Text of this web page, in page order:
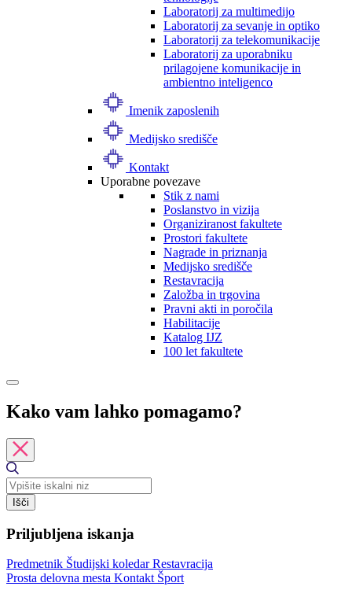
Laboratorij za multimedijo
Laboratorij za sevanje in optiko
Laboratorij za telekomunikacije
Laboratorij za uporabniku
prilagojene komunikacije in
ambientno inteligenco
Imenik zaposlenih
Medijsko središče
Kontakt
Uporabne povezave
Stik z nami
Poslanstvo in vizija
Organiziranost fakultete
Prostori fakultete
Nagrade in priznanja
Medijsko središče
Restavracija
Založba in trgovina
Pravni akti in poročila
Habilitacije
Katalog IJZ
100 let fakultete
Kako vam lahko pomagamo?
Išči
Priljubljena iskanja
Predmetnik Študijski koledarRestavracija
Prosta delovna mesta Kontakt Šport